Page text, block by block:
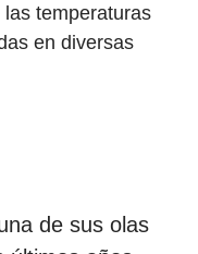
temperaturas
en diversas
de sus olas